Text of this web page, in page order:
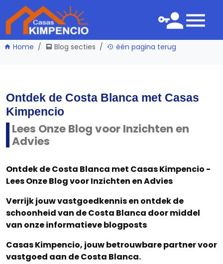
Home Blog secties één pagina terug
Ontdek de Costa Blanca met Casas
Kimpencio
Lees Onze Blog voor Inzichten en
Advies
Ontdek de Costa Blanca met Casas Kimpencio -
Lees Onze Blog voor Inzichten en Advies
Verrijk jouw vastgoedkennis en ontdek de
schoonheid van de Costa Blanca door middel
van onze informatieve blogposts
Casas Kimpencio, jouw betrouwbare partner voor
vastgoed aan de Costa Blanca.